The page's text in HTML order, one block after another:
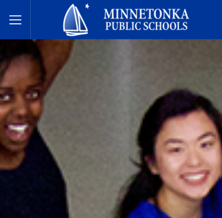
Toggle Menu
Javne škole Minnetonke